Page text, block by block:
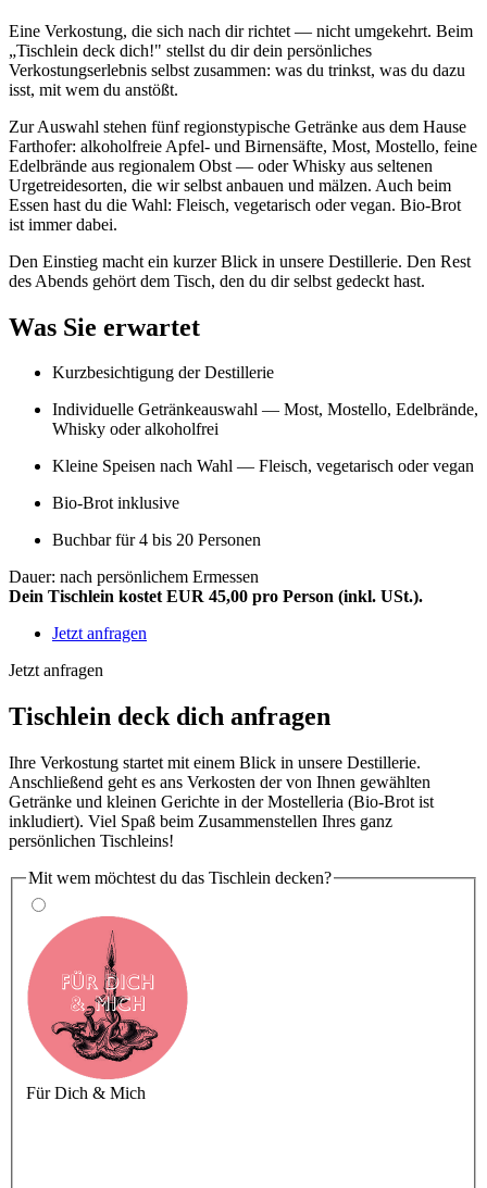
Eine Verkostung, die sich nach dir richtet — nicht umgekehrt. Beim
„Tischlein deck dich!" stellst du dir dein persönliches
Verkostungserlebnis selbst zusammen: was du trinkst, was du dazu
isst, mit wem du anstößt.
Zur Auswahl stehen fünf regionstypische Getränke aus dem Hause
Farthofer: alkoholfreie Apfel- und Birnensäfte, Most, Mostello, feine
Edelbrände aus regionalem Obst — oder Whisky aus seltenen
Urgetreidesorten, die wir selbst anbauen und mälzen. Auch beim
Essen hast du die Wahl: Fleisch, vegetarisch oder vegan. Bio-Brot
ist immer dabei.
Den Einstieg macht ein kurzer Blick in unsere Destillerie. Den Rest
des Abends gehört dem Tisch, den du dir selbst gedeckt hast.
Was Sie erwartet
Kurzbesichtigung der Destillerie
Individuelle Getränkeauswahl — Most, Mostello, Edelbrände,
Whisky oder alkoholfrei
Kleine Speisen nach Wahl — Fleisch, vegetarisch oder vegan
Bio-Brot inklusive
Buchbar für 4 bis 20 Personen
Dauer: nach persönlichem Ermessen
Dein Tischlein kostet EUR 45,00 pro Person (inkl. USt.).
Jetzt anfragen
Jetzt anfragen
Tischlein deck dich anfragen
Ihre Verkostung startet mit einem Blick in unsere Destillerie.
Anschließend geht es ans Verkosten der von Ihnen gewählten
Getränke und kleinen Gerichte in der Mostelleria (Bio-Brot ist
inkludiert). Viel Spaß beim Zusammenstellen Ihres ganz
persönlichen Tischleins!
Mit wem möchtest du das Tischlein decken?
Für Dich & Mich